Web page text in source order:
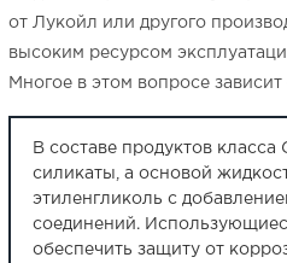
2.7 Arctic
Febi
Плюсы и минусы
2.9 Hepu
от Лукойл или другого
высоким ресурсом
Многое в этом вопросе зависит
В составе продуктов класса
силикаты, а основой
этиленгликоль с
соединений.
обеспечить защиту от